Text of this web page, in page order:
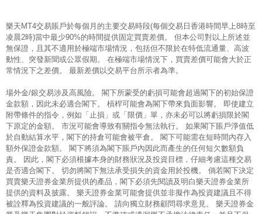
樂天MT4交易賬戶於每個月的主要交易時段(每個交易日香港時間早上8時至
凌晨2時)當中最少90%的時間提供固定買賣差價。 但本公司對以上所述並
無保證，且其不適用於極端市場情況，包括但不限於在特低流通量、高波
動性、突發新聞或公眾假期。 在極端市場情況下，買賣差價可能會大於正
常情況下之差價。 最新差價以交易平台所示者為準。
場外金/銀交易涉及高風險。 閣下所蒙受的虧損可能會超過閣下的初始保證
金款額，因此未必適合閣下。 槓桿可能會為閣下帶來負面影響。 即使建立
附帶條件的指令，例如「止損」或「限價」單，亦未必可以將虧損限於閣
下原定的金額。 市況可能會導致有關指令無法執行。 如果閣下賬戶淨值低
於自動結算水平，閣下的持倉可能會被平倉。 閣下可能需在短時間內存入
額外保證金款額。 閣下將須為閣下賬戶內因此而產生的任何短欠數額負
責。 因此，閣下必須根據本身的財務狀況及投資目標，仔細考慮這種交易
是否適合閣下。 切勿將閣下無法承受損失的資金用於投機。 倘若閣下決定
買賣樂天證券金業所提供的產品，閣下必須先閱讀及明白樂天證券金業所
提供的資料及披露。 樂天證券金業可能會提供並非擬作為投資建議且不得
被詮釋為投資建議的一般評論。 請向獨立財務顧問尋求意見。 樂天證券金